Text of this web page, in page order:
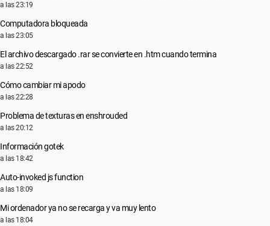
a las 23:19
Computadora bloqueada
a las 23:05
El archivo descargado .rar se convierte en .htm cuando termina
a las 22:52
Cómo cambiar mi apodo
a las 22:28
Problema de texturas en enshrouded
a las 20:12
Información gotek
a las 18:42
Auto-invoked js function
a las 18:09
Mi ordenador ya no se recarga y va muy lento
a las 18:04